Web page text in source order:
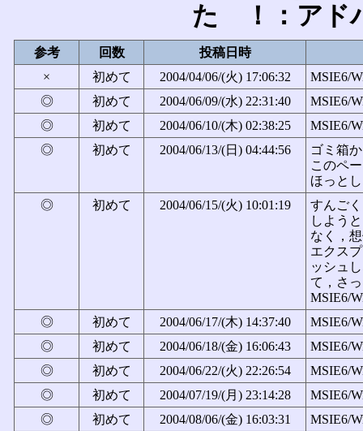
た ！：アド
参考 回数
投稿日時
×
初めて 2004/04/06/(火) 17:06:32
MSIE6/
◎
初めて 2004/06/09/(水) 22:31:40
MSIE6/
◎
初めて 2004/06/10/(木) 02:38:25
MSIE6/
◎
初めて 2004/06/13/(日) 04:44:56
ゴミ箱
このペ
ほっと
◎
初めて 2004/06/15/(火) 10:01:19
すんご
しよう
なく，
エクス
ッシュ
て，さ
MSIE6/
◎
初めて 2004/06/17/(木) 14:37:40
MSIE6/
◎
初めて 2004/06/18/(金) 16:06:43
MSIE6/
◎
初めて 2004/06/22/(火) 22:26:54
MSIE6/
◎
初めて 2004/07/19/(月) 23:14:28
MSIE6/
◎
初めて 2004/08/06/(金) 16:03:31
MSIE6/